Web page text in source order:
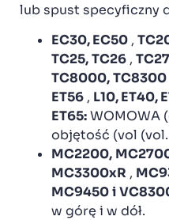
lub spust specyficzny
EC30, EC50 ,
TC25,TC26 , TC27
TC8000,TC8300
ET56 , L10, ET40,
ET65:WOMOWA
objętość (vol
MC2200,
MC3300xR ,
MC9450i
w górę i w dół.